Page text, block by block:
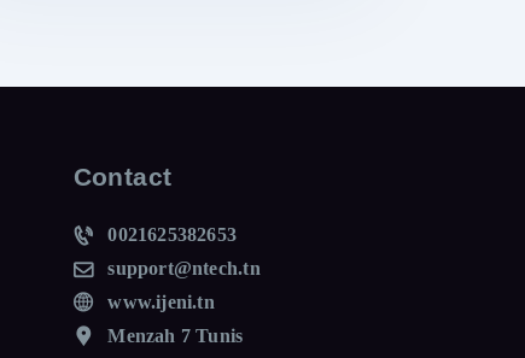
Contact
0021625382653
support@ntech.tn
www.ijeni.tn
Menzah 7 Tunis